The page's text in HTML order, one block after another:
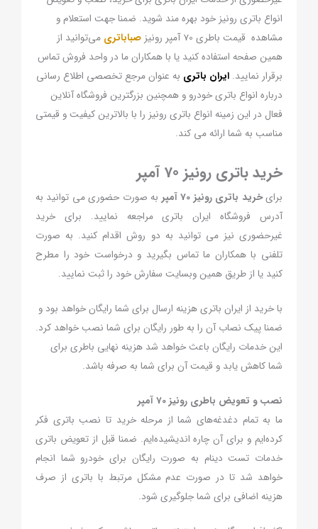
انواع باتری رونیز خود بهره مند شوید. ضمنا جهت استعلام و
مشاهده قیمت باطری 70 آمپر رونیز
صباباتری می‌توانید از
همین صفحه استفاده کنید یا با همکاران ما در واحد فروش تماس
برقرار نمایید. ایران باتری به عنوان مرجع تخصصی اطلاع رسانی
درباره انواع باتری خودرو و همچنین بزرگترین فروشگاه آنلاین
فعال در این زمینه انواع باتری رونیز را با بالاترین کیفیت و قیمتی
مناسب به شما ارائه می کند.
خرید باتری رونیز 70 آمپر
برایخرید باتری رونیز 70 آمپر
به صورت حضوری می توانید به
آدرس فروشگاه ایران باتری مراجعه نمایید. برای خرید
غیرحضوری نیز می توانید به دو روش اقدام کنید. به صورت
تلفنی با همکاران ما تماس بگیرید و درخواست خود را مطرح
کنید یا از طریق همین وبسایت سفارش خود را ثبت نمایید.
با خرید از ایران باتری هزینه ارسال برای شما رایگان خواهد بود و
ضمنا پیک نصاب آن را به طور رایگان برای شما نصب خواهد کرد.
این خدمات رایگان باعث خواهد شد هزینه نهایی باطری برای
شما کاهش یابد و قیمت آن برای شما به صرفه باشد.
نصب و تعویض باطری رونیز 70 آمپر
ما به تمام دغدغه‌های شما از مرحله خرید تا نصب باتری فکر
کرده‌ایم و برای آن چاره اندیشیده‌ایم. ضمنا قبل از تعویض باتری
خدمات تست دینام به صورت رایگان برای خودرو شما انجام
خواهد شد تا در صورت عدم مشکل مرتبط با باتری از صرف
هزینه اضافی برای شما جلوگیری شود.